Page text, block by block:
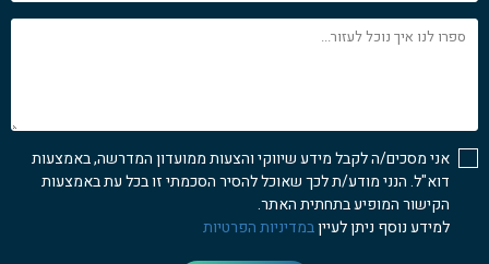
ספרו
לנו
אני מסכים/ה לקבל מידע שיווקי והצעות ממועדון המדרשה, באמצעות
דוא"ל. הנני מודע/ת לכך שאוכל להסיר הסכמתי זו בכל עת באמצעות
הקישור המופיע בתחתית האתר.
למידע נוסף ניתן לעייןבמדיניות הפרטיות